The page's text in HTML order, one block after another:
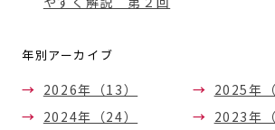
大阪府大阪市鶴見区放出東
3丁目22-24
ヴェルデ放出駅前 3F
年別アーカイブ
2026年（13）
2025年（
2024年（24）
2023年（